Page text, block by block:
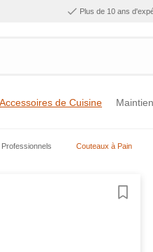
Plus de 10 ans
Accessoires de Cuisine
Couteaux à Pain